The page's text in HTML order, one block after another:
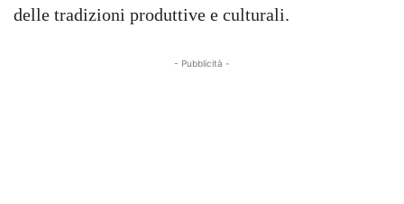
delle tradizioni produttive e culturali.
- Pubblicità -